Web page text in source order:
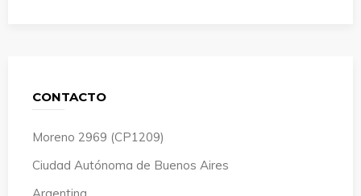
CONTACTO
Moreno 2969 (CP1209)
Ciudad Autónoma de Buenos Aires